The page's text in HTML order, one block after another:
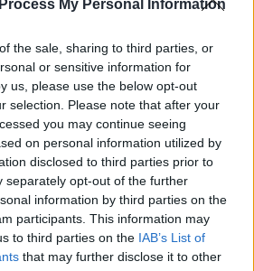
My Personal Information
the sale, sharing to third parties, or
or sensitive information for
us, please use the below opt-out
selection. Please note that after your
you may continue seeing
on personal information utilized by
disclosed to third parties prior to
separately opt-out of the further
information by third parties on the
participants. This information may
to third parties on the IAB’s List of
that may further disclose it to other
életbe Balatonföldvár parkolási
Az önkormányzat döntése
parkolózónában fizetőssé vált a
éven át, naponta 8 és 21 óra
köre is bővült, így már a Gábor
lett a gépjárművek várakozása.